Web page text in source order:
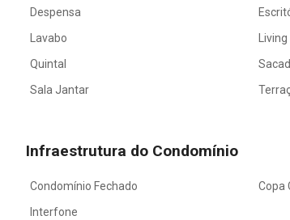
Despensa
Lavabo
Living
Quintal
Sala Jantar
Infraestrutura do Condomínio
Condomínio Fechado Copa
Interfone